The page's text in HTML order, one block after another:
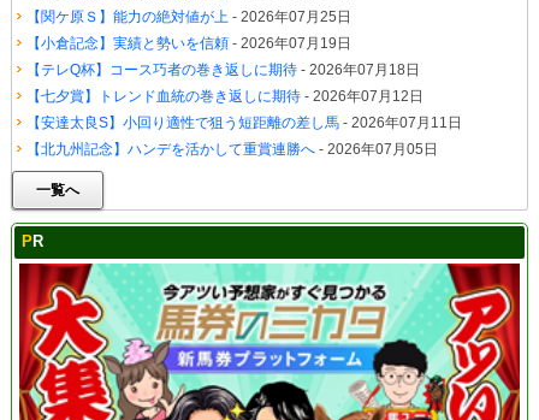
【関ケ原Ｓ】能力の絶対値が上- 2026年07月25日
【小倉記念】実績と勢いを信頼- 2026年07月19日
【テレQ杯】コース巧者の巻き返しに期待- 2026年07月18日
【七夕賞】トレンド血統の巻き返しに期待- 2026年07月12日
【安達太良S】小回り適性で狙う短距離の差し馬- 2026年07月11日
【北九州記念】ハンデを活かして重賞連勝へ- 2026年07月05日
一覧へ
PR